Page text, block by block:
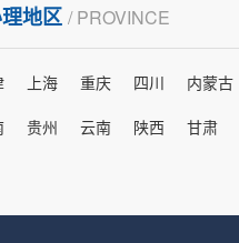
，值得推荐，客服讲解很仔细，
生 广西南宁
地区 / PROVINCE
上海 重庆 四川 内蒙古
贵州 云南 陕西 甘肃